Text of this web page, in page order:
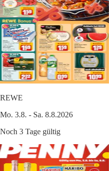
REWE
Mo. 3.8. - Sa. 8.8.2026
Noch 3 Tage gültig